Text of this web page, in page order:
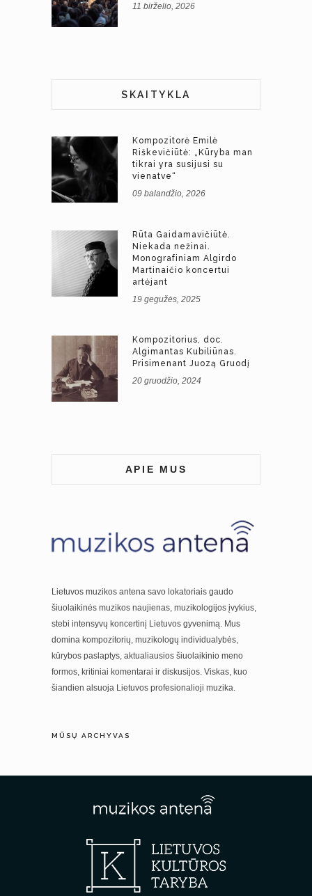
11 birželio, 2026
SKAITYKLA
Kompozitorė Emilė
Riškevičiūtė: „Kūryba man
tikrai yra susijusi su
vienatve“
09 balandžio, 2026
Rūta Gaidamavičiūtė.
Niekada nežinai.
Monografiniam Algirdo
Martinaičio koncertui
artėjant
19 gegužės, 2025
Kompozitorius, doc.
Algimantas Kubiliūnas.
Prisimenant Juozą Gruodį
20 gruodžio, 2024
APIE MUS
Lietuvos muzikos antena savo lokatoriais gaudo
šiuolaikinės muzikos naujienas, muzikologijos įvykius,
stebi intensyvų koncertinį Lietuvos gyvenimą. Mus
domina kompozitorių, muzikologų individualybės,
kūrybos paslaptys, aktualiausios šiuolaikinio meno
formos, kritiniai komentarai ir diskusijos. Viskas, kuo
šiandien alsuoja Lietuvos profesionalioji muzika.
MŪSŲ ARCHYVAS